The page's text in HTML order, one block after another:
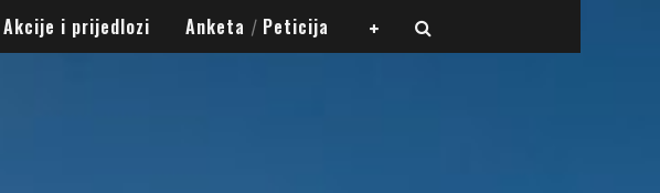
Akcije i prijedlozi Anketa / Peticija